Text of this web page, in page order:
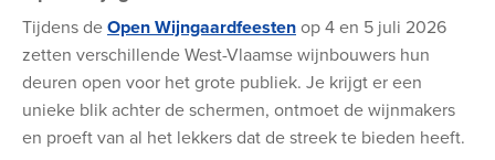
Tijdens de Open Wijngaardfeesten op 4 en 5 juli 2026
zetten verschillende West-Vlaamse wijnbouwers hun
deuren open voor het grote publiek. Je krijgt er een
unieke blik achter de schermen, ontmoet de wijnmakers
en proeft van al het lekkers dat de streek te bieden heeft.